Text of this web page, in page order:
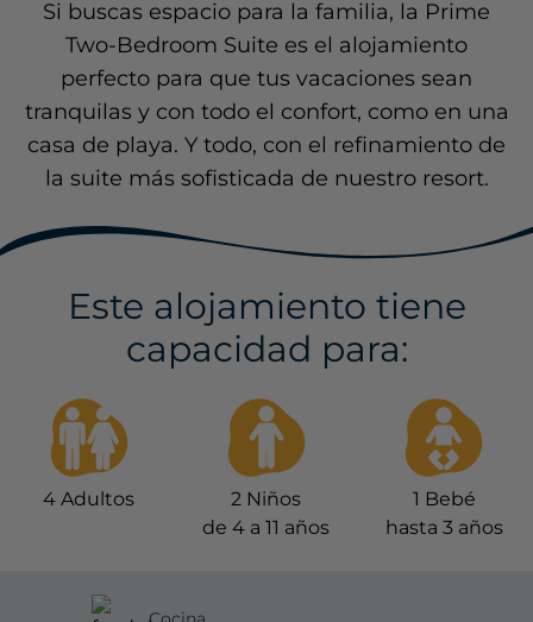
Si buscas espacio para la familia, la Prime
Two-Bedroom Suite es el alojamiento
perfecto para que tus vacaciones sean
tranquilas y con todo el confort, como en una
casa de playa. Y todo, con el refinamiento de
la suite más sofisticada de nuestro resort.
Este alojamiento tiene
capacidad para:
4 Adultos 2 Niños
de 4 a 11 años
1 Bebé
hasta 3 años